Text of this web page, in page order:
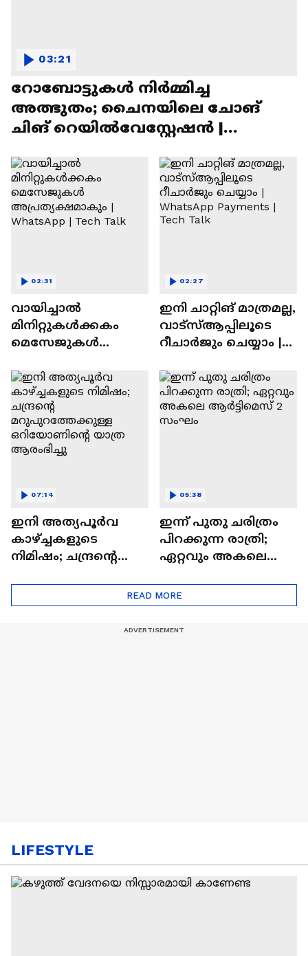
റോബോട്ടുകൾ നിർമ്മിച്ച
അത്ഭുതം; ചൈനയിലെ ചോങ്
ചിങ് റെയിൽവേസ്റ്റേഷൻ |
03:21
വായിച്ചാൽ
മിനിറ്റുകൾക്കകം
മെസേജുകള്‍
WhatsApp | Tech Talk
02:31
ഇനി ചാറ്റിങ് മാത്രമല്ല,
വാട്‌സ്‌ആപ്പിലൂടെ
റീചാർജും ചെയ്യാം |
Tech Talk
02:27
ഇനി അത്യപൂര്‍വ
കാഴ്ച്ചകളുടെ
നിമിഷം; ചന്ദ്രന്റെ
ഒറിയോണിന്റെ യാത്ര
ആരംഭിച്ചു
07:14
ഇന്ന് പുതു ചരിത്രം
പിറക്കുന്ന രാത്രി;
ഏറ്റവും അകലെ
05:38
READ MORE
LIFESTYLE